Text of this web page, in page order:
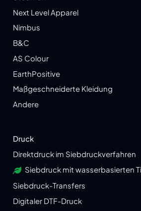
Next Level Apparel
Nimbus
B&C
AS Colour
EarthPositive
Maßgeschneiderte Kleidung
Andere
Druck
Direktdruck im Siebdruckverfahren
Siebdruck mit wasserbasierten
Siebdruck-Transfers
Digitaler DTF-Druck